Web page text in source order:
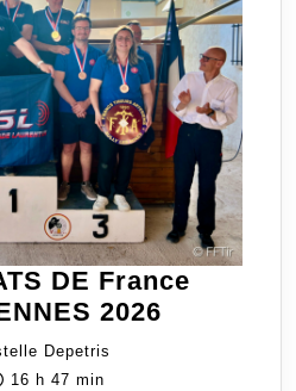
DE France
2026
Depetris
16 h 47 min